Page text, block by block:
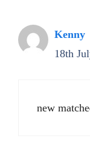
Kenny
18th
new